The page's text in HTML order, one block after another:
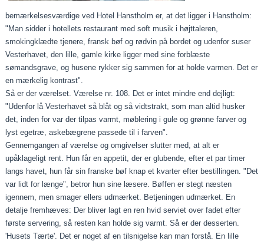
bemærkelsesværdige ved Hotel Hanstholm er, at det ligger i Hanstholm:
"Man sidder i hotellets restaurant med soft musik i højttaleren,
smokingklædte tjenere, fransk bøf og rødvin på bordet og udenfor suser
Vesterhavet, den lille, gamle kirke ligger med sine forblæste
sømandsgrave, og husene rykker sig sammen for at holde varmen. Det er
en mærkelig kontrast".
Så er der værelset. Værelse nr. 108. Det er intet mindre end dejligt:
"Udenfor lå Vesterhavet så blåt og så vidtstrakt, som man altid husker
det, inden for var der tilpas varmt, møblering i gule og grønne farver og
lyst egetræ, askebægrene passede til i farven".
Gennemgangen af værelse og omgivelser slutter med, at alt er
upåklageligt rent. Hun får en appetit, der er glubende, efter et par timer
langs havet, hun får sin franske bøf knap et kvarter efter bestillingen. "Det
var lidt for længe", betror hun sine læsere. Bøffen er stegt næsten
igennem, men smager ellers udmærket. Betjeningen udmærket. En
detalje fremhæves: Der bliver lagt en ren hvid serviet over fadet efter
første servering, så resten kan holde sig varmt. Så er der desserten.
'Husets Tærte'. Det er noget af en tilsnigelse kan man forstå. En lille